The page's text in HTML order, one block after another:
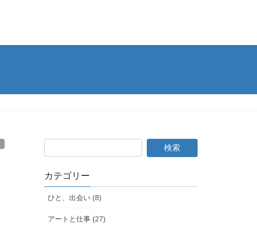
カテゴリー
ひと、出会い (8)
アートと仕事 (27)